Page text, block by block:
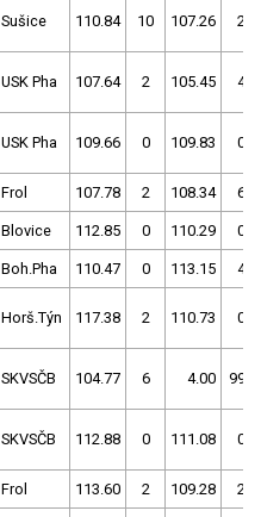
Sušice 110.84 10 107.26 2
USK Pha 107.64 2 105.45 4
USK Pha 109.66 0 109.83 0
Frol 107.78 2 108.34 6
Blovice 112.85 0 110.29 0
Boh.Pha 110.47 0 113.15 4
Horš.Týn 117.38 2 110.73 0
SKVSČB 104.77 6 4.00 999
SKVSČB 112.88 0 111.08 0
Frol 113.60 2 109.28 2